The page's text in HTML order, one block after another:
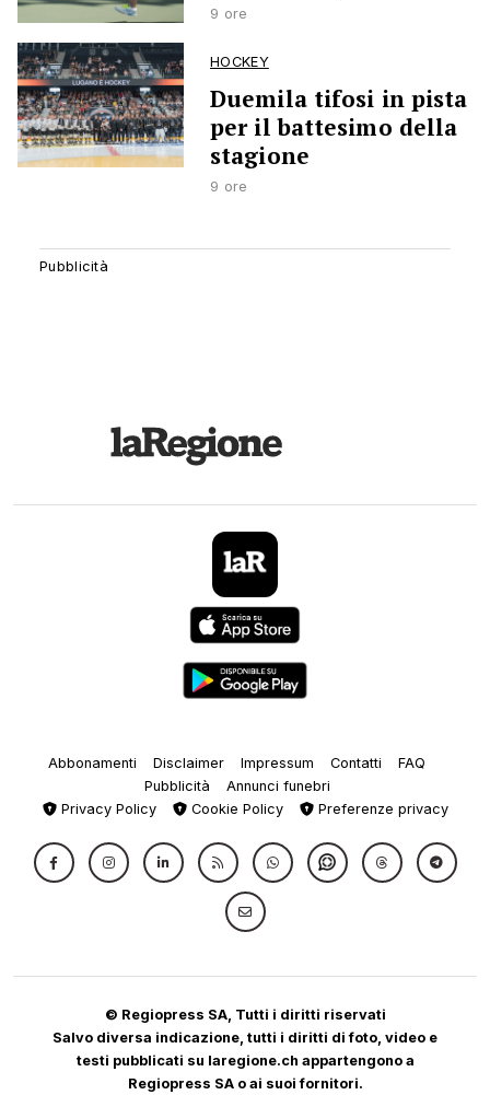
9 ore
HOCKEY
Duemila tifosi in pista
per il battesimo della
stagione
9 ore
Abbonamenti Disclaimer Impressum Contatti
FAQ
Pubblicità
Annunci funebri
Privacy Policy
Cookie Policy Preferenze privacy
© Regiopress SA, Tutti i diritti riservati
Salvo diversa indicazione, tutti i diritti di foto, video e
testi pubblicati su laregione.ch appartengono a
Regiopress SA o ai suoi fornitori.